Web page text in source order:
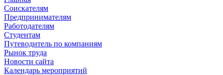
Соискателям
Предпринимателям
Работодателям
Студентам
Путеводитель по компаниям
Рынок труда
Новости сайта
Календарь мероприятий